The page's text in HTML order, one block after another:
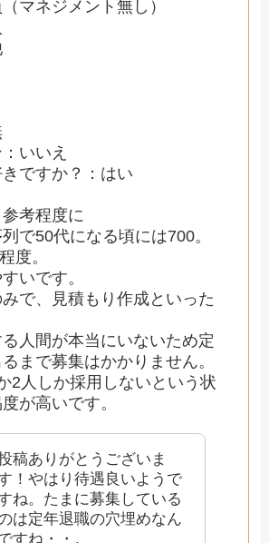
マネジメント無し）
いいえ
ですか？：はい
考程度に
で50代になる頃には700。
度。
いです。
で、見積もり作成といった
人間が本当にいないため定
まで募集はかかりません。
2人しか採用しないという状
が高いです。
稿ありがとうございま
！やはり待遇良いようで
ね。たまに募集している
は定年退職の穴埋めなん
すね・・。